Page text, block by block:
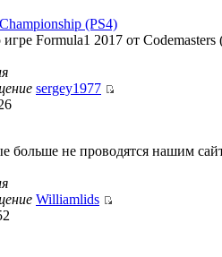
(PS4)
Formula1 2017 от Codemasters
sergey1977
больше не проводятся нашим
Williamlids